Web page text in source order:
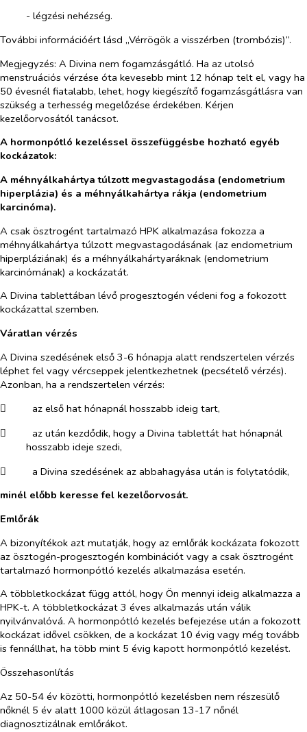
- légzési nehézség.
További információért lásd „Vérrögök a visszérben (trombózis)”.
Megjegyzés: A Divina nem fogamzásgátló. Ha az utolsó
menstruációs vérzése óta kevesebb mint 12 hónap telt el, vagy ha
50 évesnél fiatalabb, lehet, hogy kiegészítő fogamzásgátlásra van
szükség a terhesség megelőzése érdekében. Kérjen
kezelőorvosától tanácsot.
A hormonpótló kezeléssel összefüggésbe hozható egyéb
kockázatok:
A méhnyálkahártya túlzott megvastagodása (endometrium
hiperplázia) és a méhnyálkahártya rákja (endometrium
karcinóma).
A csak ösztrogént tartalmazó HPK alkalmazása fokozza a
méhnyálkahártya túlzott megvastagodásának (az endometrium
hiperpláziának) és a méhnyálkahártyaráknak (endometrium
karcinómának) a kockázatát.
A Divina tablettában lévő progesztogén védeni fog a fokozott
kockázattal szemben.
Váratlan vérzés
A Divina szedésének első 3-6 hónapja alatt rendszertelen vérzés
léphet fel vagy vércseppek jelentkezhetnek (pecsételő vérzés).
Azonban, ha a rendszertelen vérzés:
​
az első hat hónapnál hosszabb ideig tart,
​
az után kezdődik, hogy a Divina tablettát hat hónapnál
hosszabb ideje szedi,
​
a Divina szedésének az abbahagyása után is folytatódik,
minél előbb keresse fel kezelőorvosát.
Emlőrák
A bizonyítékok azt mutatják, hogy az emlőrák kockázata fokozott
az ösztogén-progesztogén kombinációt vagy a csak ösztrogént
tartalmazó hormonpótló kezelés alkalmazása esetén.
A többletkockázat függ attól, hogy Ön mennyi ideig alkalmazza a
HPK-t. A többletkockázat 3 éves alkalmazás után válik
nyilvánvalóvá. A hormonpótló kezelés befejezése után a fokozott
kockázat idővel csökken, de a kockázat 10 évig vagy még tovább
is fennállhat, ha több mint 5 évig kapott hormonpótló kezelést.
Összehasonlítás
Az 50-54 év közötti, hormonpótló kezelésben nem részesülő
nőknél 5 év alatt 1000 közül átlagosan 13-17 nőnél
diagnosztizálnak emlőrákot.